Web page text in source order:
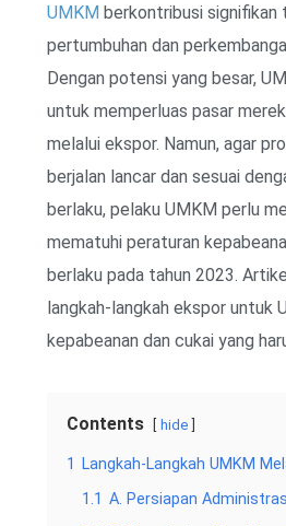
UMKM berkontribusi signifikan
pertumbuhan dan
Dengan potensi yang besar,
untuk memperluas pasar
melalui ekspor. Namun, agar
berjalan lancar dan sesuai
berlaku, pelaku UMKM perlu
mematuhi peraturan
berlaku pada tahun 2023.
langkah-langkah ekspor untuk
kepabeanan dan cukai yang
Contents hide
1
Langkah-Langkah UMKM
1.1 A. Persiapan